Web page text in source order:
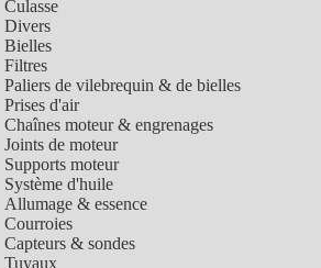
Culasse
Divers
Bielles
Filtres
Paliers de vilebrequin & de bielles
Prises d'air
Chaînes moteur & engrenages
Joints de moteur
Supports moteur
Système d'huile
Allumage & essence
Courroies
Capteurs & sondes
Tuyaux